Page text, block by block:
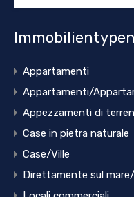
Immobilientypen
Appartamenti
Appartamenti/
Appezzamenti di
Case in pietra naturale
Case/Ville
Direttamente sul